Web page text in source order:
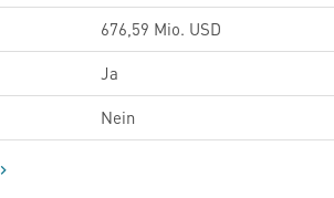
676,59 Mio. USD
Ja
Nein